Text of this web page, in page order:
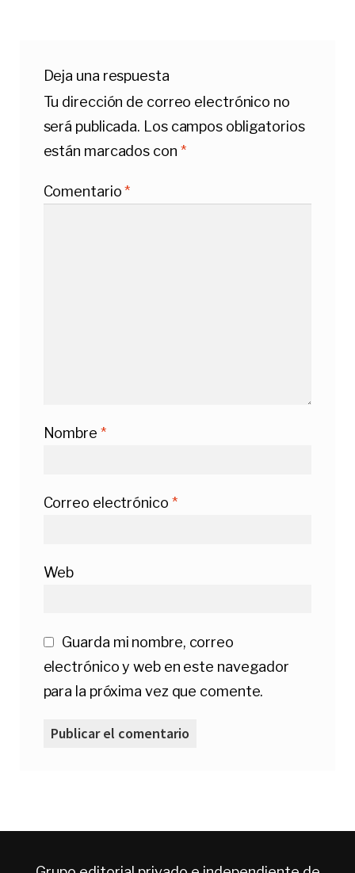
Deja una respuesta
Tu dirección de correo electrónico no
será publicada. Los campos obligatorios
están marcados con *
Comentario*
Nombre *
Correo electrónico *
Web
Guarda mi nombre, correo
electrónico y web en este navegador
para la próxima vez que comente.